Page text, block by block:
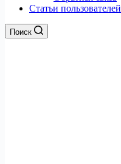
Статьи пользователей
Поиск